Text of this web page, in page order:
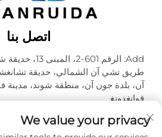
اتصل بنا
طريق تشي آن الشمالي، حديقة
آن، بلدة جون آن، منطقة شوند، مدينة
قوانغدونغ
هاتف:+86-18320933590
البريد الإلكتروني:[email protected]
We value your privacy